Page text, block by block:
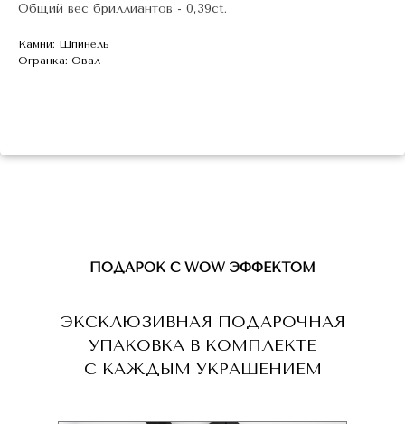
Общий вес бриллиантов - 0,39ct.
Камни: Шпинель
Огранка: Овал
ЭКСКЛЮЗИВНАЯ ПОДАРОЧНАЯ
УПАКОВКА В КОМПЛЕКТЕ
С КАЖДЫМ УКРАШЕНИЕМ
ПОДАРОК С WOW ЭФФЕКТОМ